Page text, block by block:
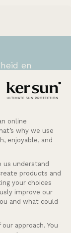
en
die het meest